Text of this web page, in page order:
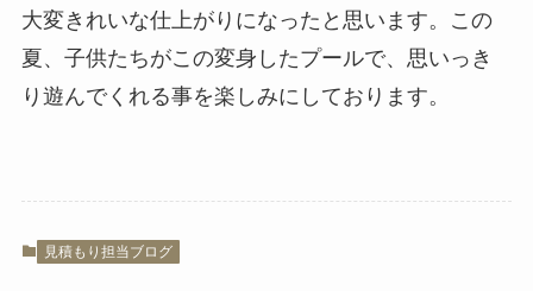
大変きれいな仕上がりになったと思います。この
夏、子供たちがこの変身したプールで、思いっき
り遊んでくれる事を楽しみにしております。
見積もり担当ブログ